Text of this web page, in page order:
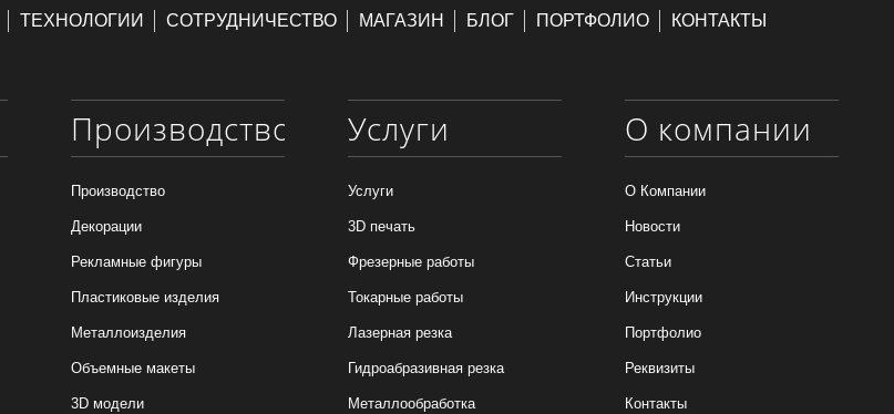
ТЕХНОЛОГИИ СОТРУДНИЧЕСТВО МАГАЗИН БЛОГ ПОРТФОЛИО КОНТАКТЫ
Производство
Производство
Декорации
Рекламные фигуры
Пластиковые изделия
Металлоизделия
Объемные макеты
3D модели
Услуги
Услуги
3D печать
Фрезерные работы
Токарные работы
Лазерная резка
Гидроабразивная резка
Металлообработка
О компании
О Компании
Новости
Статьи
Инструкции
Портфолио
Реквизиты
Контакты